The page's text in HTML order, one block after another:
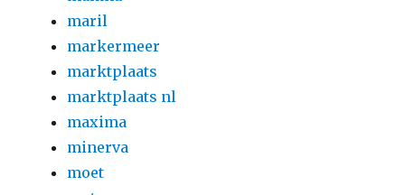
maril
markermeer
marktplaats
marktplaats nl
maxima
minerva
moet